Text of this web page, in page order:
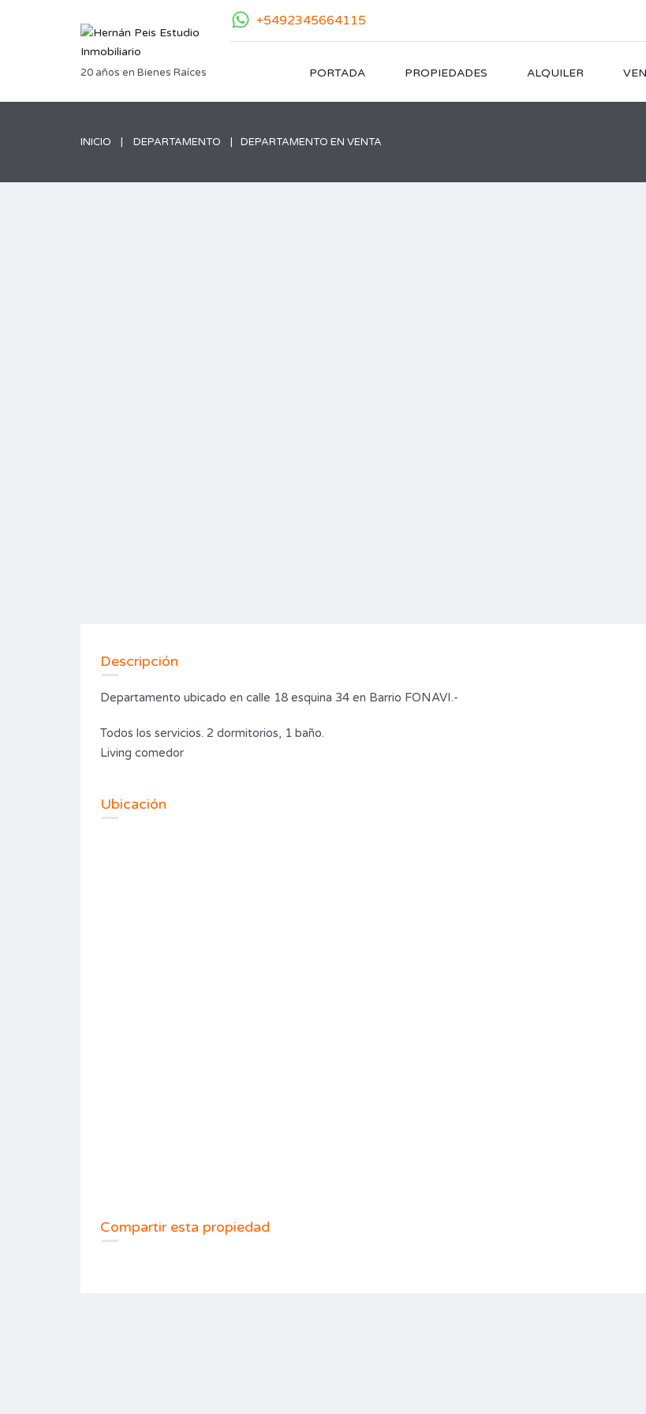
20 años en Bienes Raíces
+5492345664115
PORTADA PROPIEDADES ALQUILER
INICIO DEPARTAMENTO DEPARTAMENTO EN VENTA
Descripción
Departamento ubicado en calle 18 esquina 34 en Barrio FONAVI.-
Todos los servicios. 2 dormitorios, 1 baño.
Living comedor
Ubicación
Compartir esta propiedad